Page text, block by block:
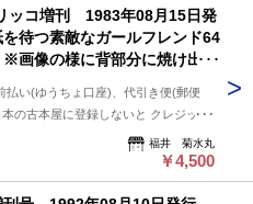
合は 祭日明け発送になります。 ※※※
らせ致します。 追跡番号から荷物の
--保管期間について-- 此方から連絡
す。 5日間内、購入手続き頂ければ幸
も手続き頂けない場合は キャンセル
え、 購入ご検討頂ければ幸いです。
ーパックライト 430円 ※追跡番号あ
・レターパックプラス 600円 ※追
方により変わります。 (下記紹介部分
時間指定ご希望の場合 ※※郵便局
き可能です。 --発送について-- 振込確
送致します。 ※郵便局ご利用の場合、
コ増刊 1983年08月15日発
待つ素敵なガールフレンド64
像の様に背部分に焼け出て
払い(ゆうちょ口座)、代引き便(郵便
の古本屋に登録しないと クレジット
ます。 非会員の方は支払い方法を
引換」でご利用下さい。 --状態につい
(傷/汚れ/折れ/破れ/使用感等)は ある
福井 菊水丸
￥4,500